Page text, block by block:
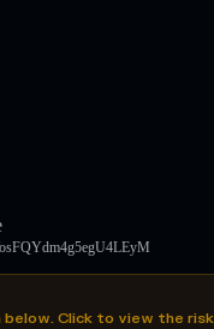
Click to view the